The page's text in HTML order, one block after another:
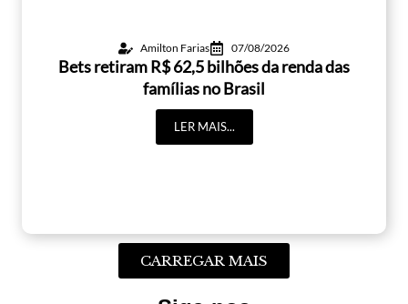
Amilton Farias 07/08/2026
Bets retiram R$ 62,5 bilhões da renda das
famílias no Brasil
LER MAIS...
CARREGAR MAIS